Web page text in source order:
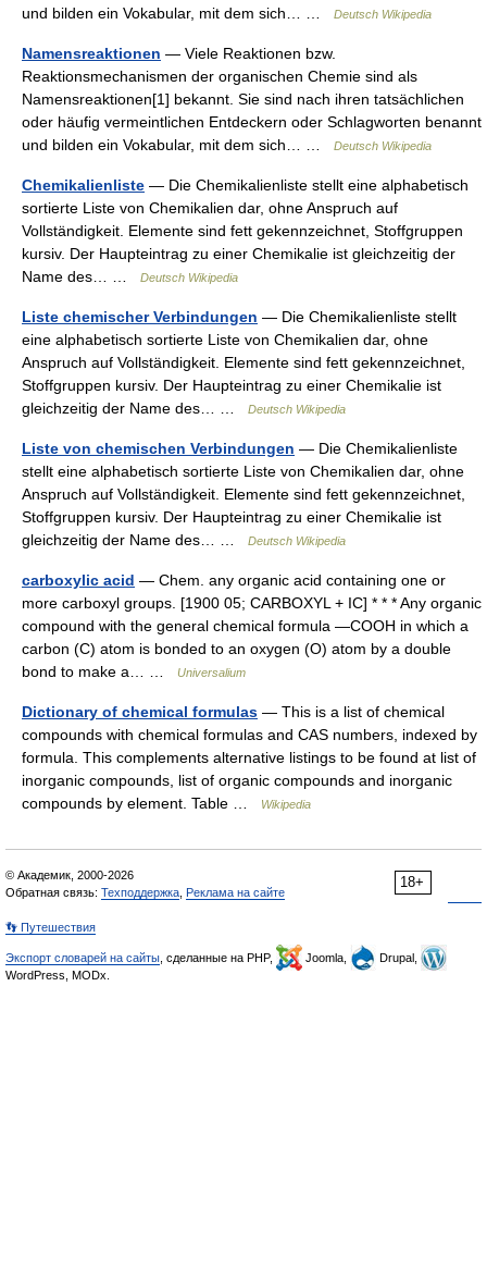
und bilden ein Vokabular, mit dem sich… …
Deutsch Wikipedia
Namensreaktionen — Viele Reaktionen bzw.
Reaktionsmechanismen der organischen Chemie sind als
Namensreaktionen[1] bekannt. Sie sind nach ihren tatsächlichen
oder häufig vermeintlichen Entdeckern oder Schlagworten benannt
und bilden ein Vokabular, mit dem sich… …
Deutsch Wikipedia
Chemikalienliste — Die Chemikalienliste stellt eine alphabetisch
sortierte Liste von Chemikalien dar, ohne Anspruch auf
Vollständigkeit. Elemente sind fett gekennzeichnet, Stoffgruppen
kursiv. Der Haupteintrag zu einer Chemikalie ist gleichzeitig der
Name des… …
Deutsch Wikipedia
Liste chemischer Verbindungen — Die Chemikalienliste stellt
eine alphabetisch sortierte Liste von Chemikalien dar, ohne
Anspruch auf Vollständigkeit. Elemente sind fett gekennzeichnet,
Stoffgruppen kursiv. Der Haupteintrag zu einer Chemikalie ist
gleichzeitig der Name des… …
Deutsch Wikipedia
Liste von chemischen Verbindungen — Die Chemikalienliste
stellt eine alphabetisch sortierte Liste von Chemikalien dar, ohne
Anspruch auf Vollständigkeit. Elemente sind fett gekennzeichnet,
Stoffgruppen kursiv. Der Haupteintrag zu einer Chemikalie ist
gleichzeitig der Name des… …
Deutsch Wikipedia
carboxylic acid — Chem. any organic acid containing one or
more carboxyl groups. [1900 05; CARBOXYL + IC] * * * Any organic
compound with the general chemical formula ―COOH in which a
carbon (C) atom is bonded to an oxygen (O) atom by a double
bond to make a… …
Universalium
Dictionary of chemical formulas — This is a list of chemical
compounds with chemical formulas and CAS numbers, indexed by
formula. This complements alternative listings to be found at list of
inorganic compounds, list of organic compounds and inorganic
compounds by element. Table …
Wikipedia
18+
© Академик, 2000-2026
Обратная связь: Техподдержка Реклама на сайте
👣 Путешествия
Экспорт словарей на сайты , сделанные на PHP, Joomla,
Drupal,
WordPress, MODx.